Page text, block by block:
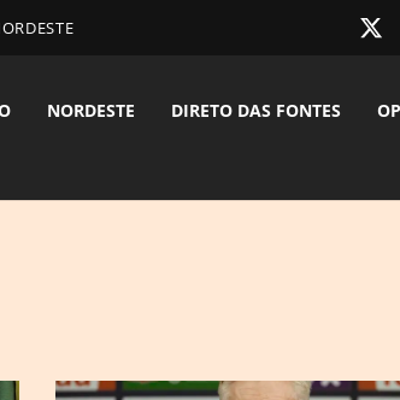
NORDESTE DIRETO DAS FONTES